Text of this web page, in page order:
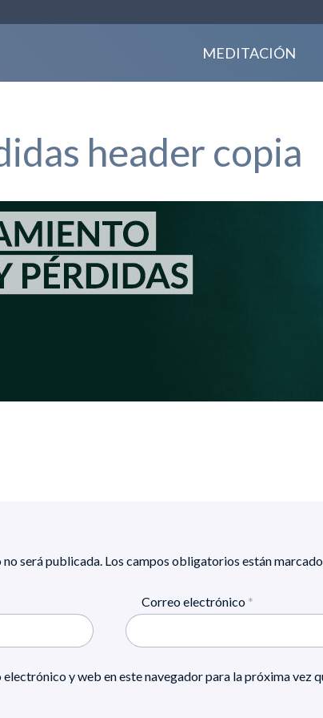
MEDITACIÓN
header copia
será publicada. Los campos obligatorios están
Correo electrónico *
y web en este navegador para la próxima vez